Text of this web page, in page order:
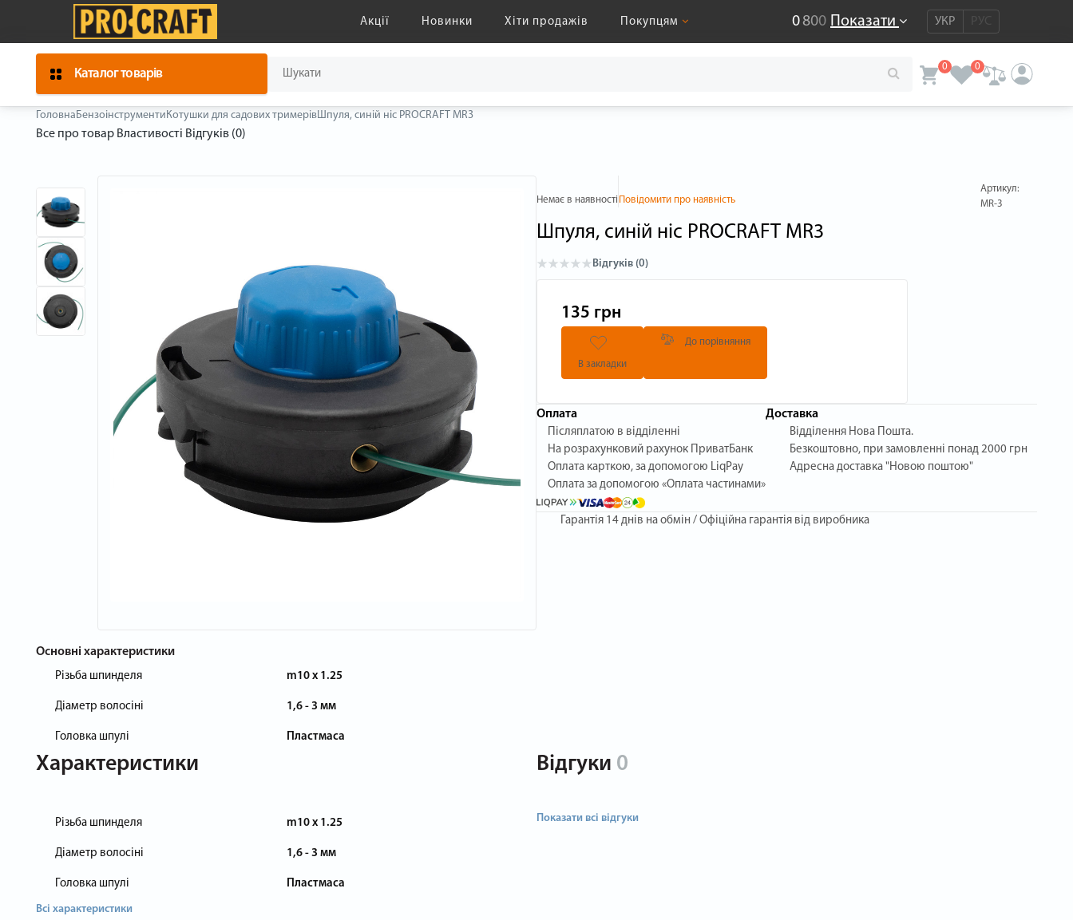
Акції Новинки Хіти продажів Покупцям 0800 Показати УКР РУС
Каталог товарів
0 0
ГоловнаБензоінструментиКотушки для садових тримерівШпуля, синій ніс PROCRAFT MR3
Все про товар Властивості Відгуків (0)
Основні характеристики
Різьба шпинделя m10 x 1.25
Діаметр волосіні 1,6 - 3 мм
Головка шпулі Пластмаса
Немає в наявності Повідомити про наявність
Артикул:
MR-3
Шпуля, синій ніс PROCRAFT MR3
Відгуків (0)
135 грн
В закладки
До порівняння
Оплата
Післяплатою в відділенні
На розрахунковий рахунок ПриватБанк
Оплата карткою, за допомогою LiqPay
Оплата за допомогою «Оплата частинами»
Доставка
Відділення Нова Пошта.
Безкоштовно, при замовленні понад 2000 грн
Адресна доставка "Новою поштою"
Гарантія 14 днів на обмін / Офіційна гарантія від виробника
Характеристики
Різьба шпинделя m10 x 1.25
Діаметр волосіні 1,6 - 3 мм
Головка шпулі Пластмаса
Всі характеристики
Відгуки 0
Показати всі відгуки